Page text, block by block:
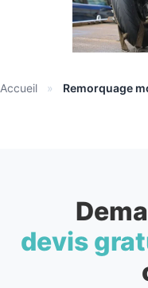
Accueil » Remorquage
devis